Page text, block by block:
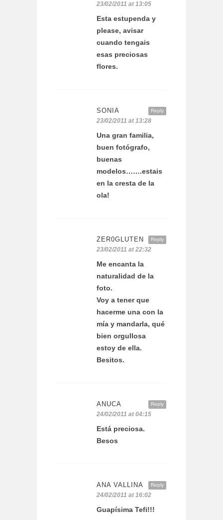
23/02/2011 at 13:05
Esta estupenda y
please, avisar
cuando tengais
esas preciosas
flores.
Reply
SONIA
23/02/2011 at 13:28
Una gran familia,
buen fotógrafo,
buenas
modelos…….estais
en la cresta de la
ola!
Reply
ZER0GLUTEN
23/02/2011 at 22:32
Me encanta la
naturalidad de la
foto.
Voy a tener que
hacerme una con la
mía y mandarla, qué
bien orgullosa
estoy de ella.
Besitos.
Reply
ANUCA
24/02/2011 at 04:15
Está preciosa.
Besos
Reply
ANA VALLINA
24/02/2011 at 16:02
Guapísima Tefi!!!